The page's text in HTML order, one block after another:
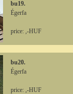
bu19.
Égerfa
price: ,-HUF
bu20.
Égerfa
price: ,-HUF